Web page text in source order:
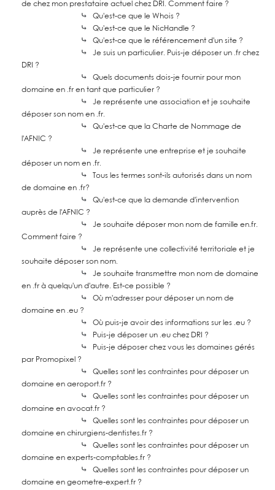
de chez mon prestataire actuel chez DRI. Comment faire ?
⤷ Qu'est-ce que le Whois ?
⤷ Qu'est-ce que le NicHandle ?
⤷ Qu'est-ce que le référencement d'un site ?
⤷
Je suis un particulier. Puis-je déposer un .fr chez
DRI ?
⤷
Quels documents dois-je fournir pour mon
domaine en .fr en tant que particulier ?
⤷
Je représente une association et je souhaite
déposer son nom en .fr.
⤷
Qu'est-ce que la Charte de Nommage de
l'AFNIC ?
⤷
Je représente une entreprise et je souhaite
déposer un nom en .fr.
⤷
Tous les termes sont-ils autorisés dans un nom
de domaine en .fr?
⤷
Qu'est-ce que la demande d'intervention
auprès de l'AFNIC ?
⤷
Je souhaite déposer mon nom de famille en.fr.
Comment faire ?
⤷
Je représente une collectivité territoriale et je
souhaite déposer son nom.
⤷
Je souhaite transmettre mon nom de domaine
en .fr à quelqu'un d'autre. Est-ce possible ?
⤷
Où m'adresser pour déposer un nom de
domaine en .eu ?
⤷ Où puis-je avoir des informations sur les .eu ?
⤷ Puis-je déposer un .eu chez DRI ?
⤷
Puis-je déposer chez vous les domaines gérés
par Promopixel ?
⤷
Quelles sont les contraintes pour déposer un
domaine en aeroport.fr ?
⤷
Quelles sont les contraintes pour déposer un
domaine en avocat.fr ?
⤷
Quelles sont les contraintes pour déposer un
domaine en chirurgiens-dentistes.fr ?
⤷
Quelles sont les contraintes pour déposer un
domaine en experts-comptables.fr ?
⤷
Quelles sont les contraintes pour déposer un
domaine en geometre-expert.fr ?